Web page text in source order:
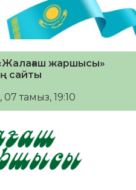
жаршысы»
сайты
тамыз, 19:10